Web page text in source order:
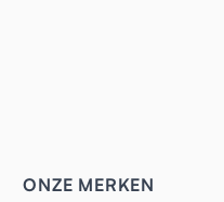
ONZE MERKEN